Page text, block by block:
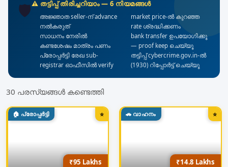
🛡️⚠️ തട്ടിപ്പ് തിരിച്ചറിയാം — 6 നിയമങ്ങൾ
അജ്ഞാത seller-ന് advance
നൽകരുത്
സാധനം നേരിൽ
കണ്ടശേഷം മാത്രം പണം
പ്രോപ്പർട്ടി രേഖ sub-
registrar ഓഫീസിൽ verify
market price-ൽ കുറഞ്ഞ
rate ശ്രദ്ധിക്കണം
bank transfer ഉപയോഗിക്കൂ
— proof keep ചെയ്യൂ
തട്ടിപ്പ് cybercrime.gov.in-ൽ
(1930) റിപ്പോർട്ട് ചെയ്യൂ
30 പരസ്യങ്ങൾ കണ്ടെത്തി
🏠 പ്രോപ്പർട്ടി
₹95 Lakhs
⭐ 🚗 വാഹനം
₹14.8 Lakhs
⭐